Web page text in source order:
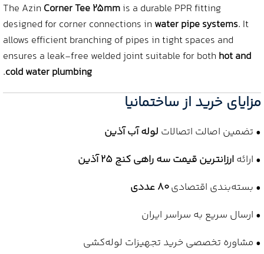
The Azin Corner Tee 25mmis a durable PPR fitting
designed for corner connections in water pipe systems. It
allows efficient branching of pipes in tight spaces and
ensures a leak‑free welded joint suitable for both hot and
cold water plumbing
.
مزایای خرید از ساختمانیا
• تضمین اصالت اتصالات لوله آب آذین
• ارائهارزانترین قیمت سه راهی کنج 25 آذین
• بسته‌بندی اقتصادی80 عددی
• ارسال سریع به سراسر ایران
• مشاوره تخصصی خرید تجهیزات لوله‌کشی